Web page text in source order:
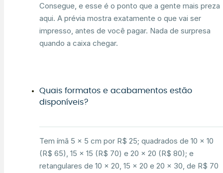
Consegue, e esse é o ponto que a gente mais preza
aqui. A prévia mostra exatamente o que vai ser
impresso, antes de você pagar. Nada de surpresa
quando a caixa chegar.
Quais formatos e acabamentos estão
disponíveis?
Tem ímã 5 × 5 cm por R$ 25; quadrados de 10 × 10
(R$ 65), 15 × 15 (R$ 70) e 20 × 20 (R$ 80); e
retangulares de 10 × 20, 15 × 20 e 20 × 30, de R$ 70